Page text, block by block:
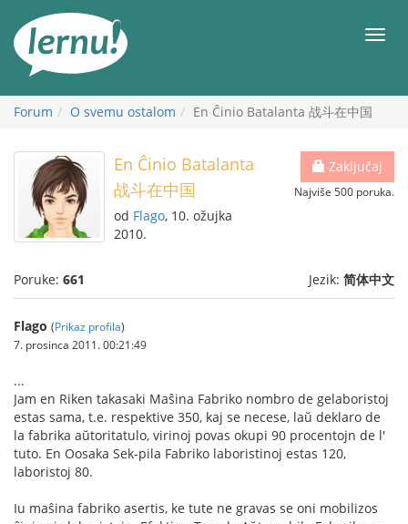
Meni
Forum O svemu ostalom En Ĉinio Batalanta 战斗在中国
Zaključaj
Najviše 500 poruka.
En Ĉinio Batalanta
战斗在中国
od Flago, 10. ožujka
2010.
Poruke: 661 Jezik: 简体中文
Flago (Prikaz profila)
7. prosinca 2011. 00:21:49
...
Jam en Riken takasaki Maŝina Fabriko nombro de gelaboristoj
estas sama, t.e. respektive 350, kaj se necese, laŭ deklaro de
la fabrika aŭtoritatulo, virinoj povas okupi 90 procentojn de l'
tuto. En Oosaka Sek-pila Fabriko laboristinoj estas 120,
laboristoj 80.
Iu maŝina fabriko asertis, ke tute ne gravas se oni mobilizos